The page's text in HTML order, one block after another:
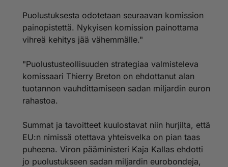
Puolustuksesta odotetaan seuraavan komission
painopistettä. Nykyisen komission painottama
vihreä kehitys jää vähemmälle."
"Puolustusteollisuuden strategiaa valmisteleva
komissaari Thierry Breton on ehdottanut alan
tuotannon vauhdittamiseen sadan miljardin euron
rahastoa.
Summat ja tavoitteet kuulostavat niin hurjilta, että
EU:n nimissä otettava yhteisvelka on pian taas
puheena. Viron pääministeri Kaja Kallas ehdotti
jo puolustukseen sadan miljardin eurobondeja,